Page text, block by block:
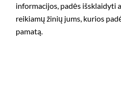
informacijos, padės išsklaidyti
reikiamų žinių jums, kurios
pamatą.